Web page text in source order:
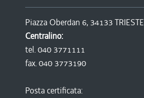
Piazza Oberdan 6, 34133 TRIESTE
Centralino:
tel. 040 3771111
fax. 040 3773190
Posta certificata: